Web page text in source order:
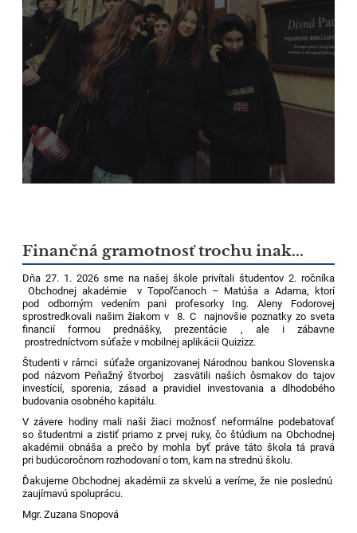
Finančná gramotnosť trochu inak...
Dňa 27. 1. 2026 sme na našej škole privítali študentov 2. ročníka
Obchodnej akadémie v Topoľčanoch – Matúša a Adama, ktorí
pod odborným vedením pani profesorky Ing. Aleny Fodorovej
sprostredkovali našim žiakom v 8. C najnovšie poznatky zo sveta
financií formou prednášky, prezentácie , ale i zábavne
prostredníctvom súťaže v mobilnej aplikácii Quizizz.
Študenti v rámci súťaže organizovanej Národnou bankou Slovenska
pod názvom Peňažný štvorboj zasvätili našich ôsmakov do tajov
investícií, sporenia, zásad a pravidiel investovania a dlhodobého
budovania osobného kapitálu.
V závere hodiny mali naši žiaci možnosť neformálne podebatovať
so študentmi a zistiť priamo z prvej ruky, čo štúdium na Obchodnej
akadémii obnáša a prečo by mohla byť práve táto škola tá pravá
pri budúcoročnom rozhodovaní o tom, kam na strednú školu.
Ďakujeme Obchodnej akadémii za skvelú a veríme, že nie poslednú
zaujímavú spoluprácu.
Mgr. Zuzana Snopová